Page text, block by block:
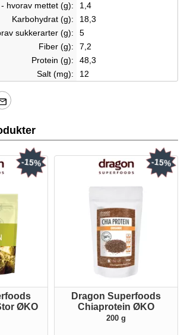
- hvorav mettet (g):
1,4
Karbohydrat (g):
18,3
sukkerarter (g):
5
Fiber (g):
7,2
Protein (g):
48,3
Salt (mg):
12
ØKO
-15%
Dragon Superfoods
Chiaprotein ØKO
200 g
-15%